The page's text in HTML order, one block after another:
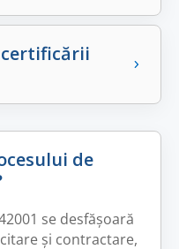
de
se desfășoară
și contractare,